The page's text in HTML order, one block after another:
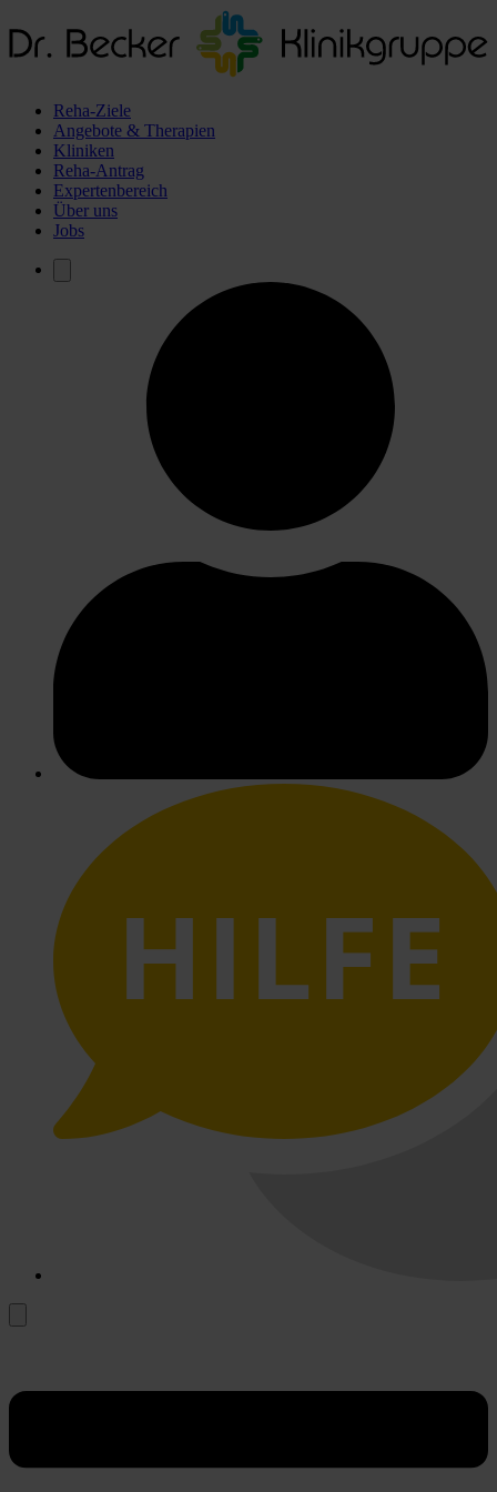
Reha-Ziele
Angebote & Therapien
Kliniken
Reha-Antrag
Expertenbereich
Über uns
Jobs
HILFE